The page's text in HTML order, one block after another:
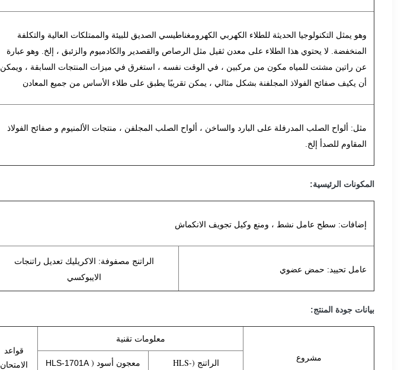
وهو يمثل التكنولوجيا الحديثة للطلاء الكهربي الكهرومغناطيسي الصديق للبيئة والممتلكات العالية والتكلفة
المنخفضة.
لا يحتوي هذا الطلاء على معدن ثقيل مثل الرصاص والقصدير والكادميوم والزئبق ، إلخ. وهو عبارة
عن راتين مشتت للمياه مكون من مركبين ، في الوقت نفسه ، استغرق في ميزات المنتجات السابقة ، ويمكن
أن يكيف صفائح الفولاذ المجلفنة بشكل مثالي ، يمكن تقريبًا يطبق على طلاء الأساس من جميع المعادن
مثل: ألواح الصلب المدرفلة على البارد والساخن ، ألواح الصلب المجلفن ، منتجات الألمنيوم و صفائح الفولاذ
المقاوم للصدأ إلخ.
المكونات الرئيسية:
إضافات: سطح عامل نشط ، ومنع وكيل تجويف الانكماش
عامل تحييد: حمض عضوي
الراتنج مصفوفة: الاكريليك تعديل راتنجات
الايبوكسي
بيانات جودة المنتج:
مشروع
معلومات تقنية
قواعد
الامتحان
الراتنج (HLS-
معجون أسود (HLS-1701A